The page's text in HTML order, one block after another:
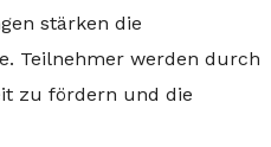
stärken die
Teilnehmer werden durch
zu fördern und die